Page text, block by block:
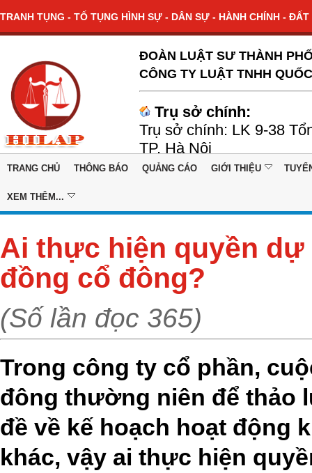
TRANH TỤNG - TỐ TỤNG HÌNH SỰ - DÂN SỰ - HÀNH CHÍNH -
ĐOÀN LUẬT SƯ THÀNH
CÔNG TY LUẬT TNHH
Trụ sở chính:
Trụ sở chính: LK 9-38
TP. Hà Nội
TRANG CHỦ THÔNG BÁO QUẢNG CÁO GIỚI THIỆU
XEM THÊM...
Ai thực hiện quyền
đồng cổ đông?
(Số lần đọc 365)
Trong công ty cổ phần,
đông thường niên để thảo
đề về kế hoạch hoạt động
khác, vậy ai thực hiện